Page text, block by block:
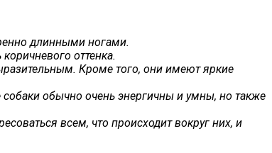
длинными ногами.
оттенка.
Кроме того, они имеют яркие
собаки обычно очень энергичны и умны, но также
всем, что происходит вокруг них, и